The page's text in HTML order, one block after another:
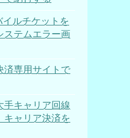
ルチケットを
ステムエラー画
済専用サイトで
手キャリア回線
キャリア決済を